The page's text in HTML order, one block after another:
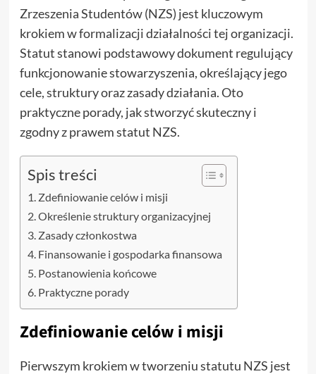
Zrzeszenia Studentów (NZS) jest kluczowym
krokiem w formalizacji działalności tej organizacji.
Statut stanowi podstawowy dokument regulujący
funkcjonowanie stowarzyszenia, określający jego
cele, struktury oraz zasady działania. Oto
praktyczne porady, jak stworzyć skuteczny i
zgodny z prawem statut NZS.
Spis treści
Zdefiniowanie celów i misji
Określenie struktury organizacyjnej
Zasady członkostwa
Finansowanie i gospodarka finansowa
Postanowienia końcowe
Praktyczne porady
Zdefiniowanie celów i misji
Pierwszym krokiem w tworzeniu statutu NZS jest